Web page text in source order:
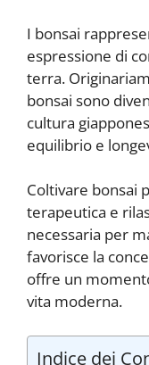
I bonsai
espressione di
terra.
bonsai sono
cultura
equilibrio e
Coltivare bonsai
terapeutica e
necessaria per
favorisce la
offre un
vita moderna.
Indice dei